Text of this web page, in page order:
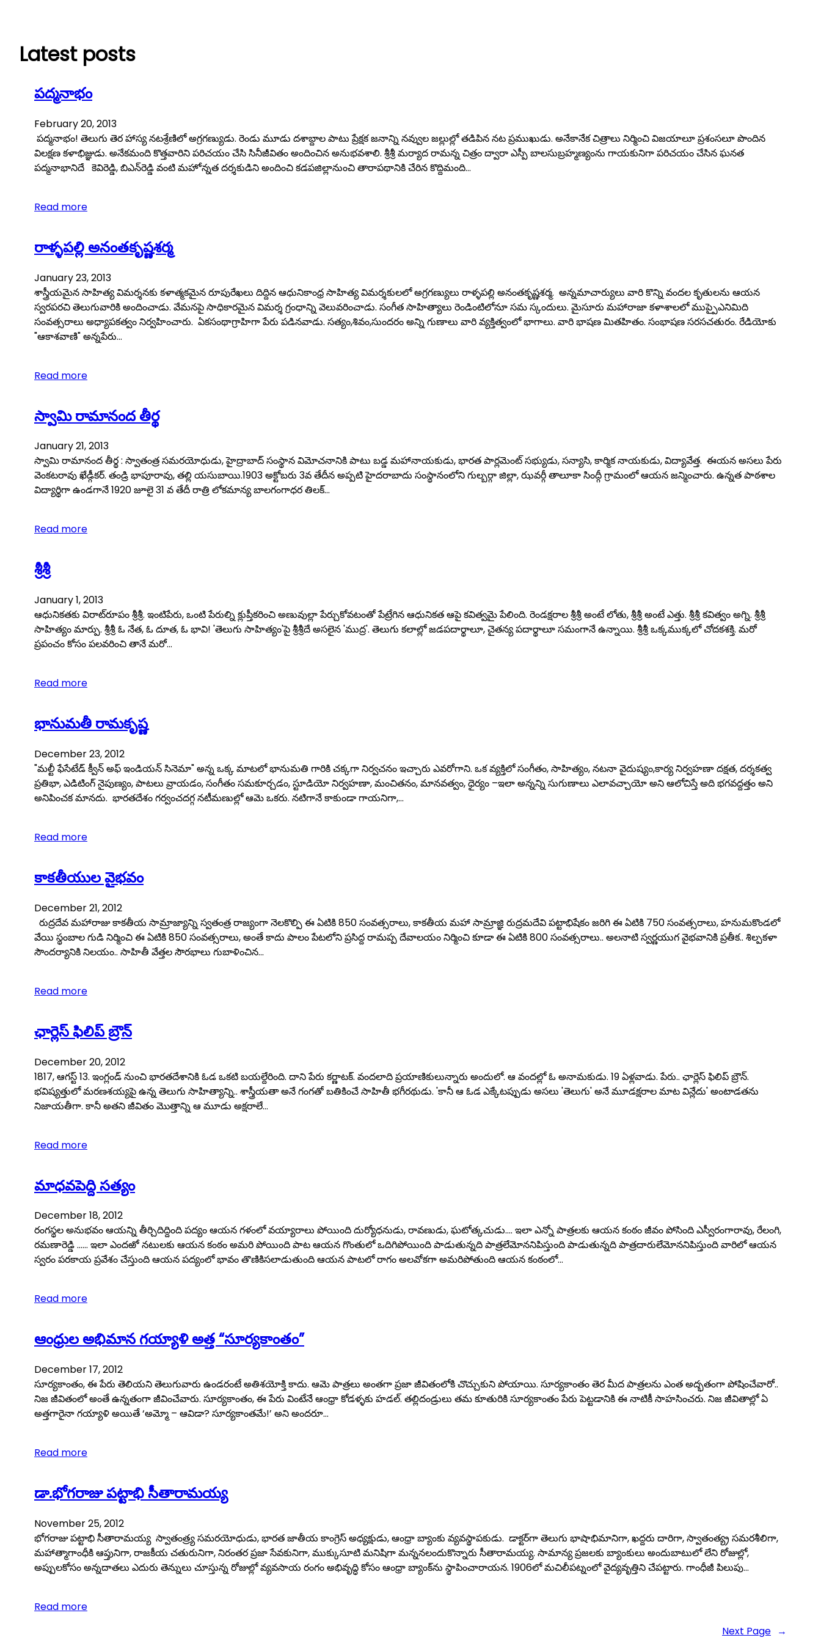
Latest posts
పద్మనాభం
February 20, 2013
పద్మనాభం! తెలుగు తెర హాస్య నటశ్రేణిలో అగ్రగణ్యుడు. రెండు మూడు దశాబ్దాల పాటు ప్రేక్షక జనాన్ని నవ్వుల జల్లుల్లో తడిపిన నట ప్రముఖుడు. అనేకానేక చిత్రాలు నిర్మించి విజయాలూ ప్రశంసలూ పొందిన
విలక్షణ కళాభిజ్ఞుడు. అనేకమంది కొత్తవారిని పరిచయం చేసి సినీజీవితం అందించిన అనుభవశాలి. శ్రీశ్రీ మర్యాద రామన్న చిత్రం ద్వారా ఎస్పీ బాలసుబ్రహ్మణ్యంను గాయకునిగా పరిచయం చేసిన ఘనత
పద్మనాభానిదే కెవిరెడ్డి, బిఎన్‌రెడ్డి వంటి మహోన్నత దర్శకుడిని అందించి కడపజిల్లానుంచి తారాపథానికి చేరిన కొద్దిమంది…
Read more
రాళ్ళపల్లి అనంతకృష్ణశర్మ
January 23, 2013
శాస్త్రీయమైన సాహిత్య విమర్శనకు కళాత్మకమైన రూపురేఖలు దిద్దిన ఆధునికాంధ్ర సాహిత్య విమర్శకులలో అగ్రగణ్యులు రాళ్ళపల్లి అనంతకృష్ణశర్మ. అన్నమాచార్యులు వారి కొన్ని వందల కృతులను ఆయన
స్వరపరచి తెలుగువారికి అందించాడు. వేమనపై సాధికారమైన విమర్శ గ్రంధాన్ని వెలువరించాడు. సంగీత సాహిత్యాలు రెండింటిలోనూ సమ స్కందులు. మైసూరు మహారాజా కళాశాలలో ముప్పైఎనిమిది
సంవత్సరాలు అధ్యాపకత్వం నిర్వహించారు. ఏకసంథాగ్రాహిగా పేరు పడినవాడు. సత్యం,శివం,సుందరం అన్ని గుణాలు వారి వ్యక్తిత్వంలో భాగాలు. వారి భాషణ మితహితం. సంభాషణ సరసచతురం. రేడియోకు
"ఆకాశవాణి" అన్నపేరు…
Read more
స్వామి రామానంద తీర్థ
January 21, 2013
స్వామి రామానంద తీర్థ : స్వాతంత్ర సమరయోధుడు, హైద్రాబాద్ సంస్థాన విమోచనానికి పాటు బడ్డ మహానాయకుడు, భారత పార్లమెంట్ సభ్యుడు, సన్యాసి, కార్మిక నాయకుడు, విద్యావేత్త. ఈయన అసలు పేరు
వెంకటరావు ఖేడ్గీకర్‌. తండ్రి భాపూరావు, తల్లి యసుబాయి.1903 అక్టోబరు 3వ తేదీన అప్పటి హైదరాబాదు సంస్థానంలోని గుల్బర్గా జిల్లా, ఝవర్గీ తాలూకా సింద్గీ గ్రామంలో ఆయన జన్మించారు. ఉన్నత పాఠశాల
విద్యార్థిగా ఉండగానే 1920 జూలై 31 వ తేదీ రాత్రి లోకమాన్య బాలగంగాధర తిలక్‌…
Read more
శ్రీశ్రీ
January 1, 2013
ఆధునికతకు విరాట్‌రూపం శ్రీశ్రీ. ఇంటిపేరు, ఒంటి పేరుల్ని క్లుప్తీకరించి అణువుల్లా పేర్చుకోవటంతో పేట్రేగిన ఆధునికత ఆపై కవిత్వమై పేలింది. రెండక్షరాల శ్రీశ్రీ అంటే లోతు, శ్రీశ్రీ అంటే ఎత్తు. శ్రీశ్రీ కవిత్వం అగ్ని. శ్రీశ్రీ
సాహిత్యం మార్పు. శ్రీశ్రీ ఓ నేత, ఓ దూత, ఓ భావి! 'తెలుగు సాహిత్యం'పై శ్రీశ్రీదే అసలైన 'ముద్ర'. తెలుగు కలాల్లో జడపదార్థాలూ, చైతన్య పదార్థాలూ సమంగానే ఉన్నాయి. శ్రీశ్రీ ఒక్కముక్కలో చోదకశక్తి. మరో
ప్రపంచం కోసం పలవరించి తానే మరో…
Read more
భానుమతీ రామకృష్ణ
December 23, 2012
"మల్టీ ఫేసేటేడ్ క్వీన్ అఫ్ ఇండియన్ సినెమా" అన్న ఒక్క మాటలో భానుమతి గారికి చక్కగా నిర్వచనం ఇచ్చారు ఎవరోగాని. ఒక వ్యక్తిలో సంగీతం, సాహిత్యం, నటనా వైదుష్యం,కార్య నిర్వహణా దక్షత, దర్శకత్వ
ప్రతిభా, ఎడిటింగ్ నైపుణ్యం, పాటలు వ్రాయడం, సంగీతం సమకూర్చడం, స్టూడియో నిర్వహణా, మంచితనం, మానవత్వం, ధైర్యం –ఇలా అన్నన్ని సుగుణాలు ఎలావచ్చాయో అని ఆలోచిస్తే అది భగవద్దత్తం అని
అనిపించక మానదు. భారతదేశం గర్వంచదగ్గ నటీమణుల్లో ఆమె ఒకరు. నటిగానే కాకుండా గాయనిగా,…
Read more
కాకతీయుల వైభవం
December 21, 2012
రుద్రదేవ మహారాజు కాకతీయ సామ్రాజ్యాన్ని స్వతంత్ర రాజ్యంగా నెలకొల్పి ఈ ఏటికి 850 సంవత్సరాలు, కాకతీయ మహా సామ్రాజ్ఞి రుద్రమదేవి పట్టాభిషేకం జరిగి ఈ ఏటికి 750 సంవత్సరాలు, హనుమకొండలో
వేయి స్థంబాల గుడి నిర్మించి ఈ ఏటికి 850 సంవత్సరాలు, అంతే కాదు పాలం పేటలోని ప్రసిద్ద రామప్ప దేవాలయం నిర్మించి కూడా ఈ ఏటికి 800 సంవత్సరాలు.. అలనాటి స్వర్ణయుగ వైభవానికి ప్రతీక.. శిల్పకళా
సౌందర్యానికి నిలయం.. సాహితీ వేత్తల సౌరభాలు గుబాళించిన…
Read more
ఛార్లెస్‌ ఫిలిప్‌ బ్రౌన్‌
December 20, 2012
1817, ఆగస్ట్‌ 13. ఇంగ్లండ్‌ నుంచి భారతదేశానికి ఓడ ఒకటి బయల్దేరింది. దాని పేరు కర్ణాటక్‌. వందలాది ప్రయాణికులున్నారు అందులో. ఆ వందల్లో ఓ అనామకుడు. 19 ఏళ్లవాడు. పేరు.. ఛార్లెస్‌ ఫిలిప్‌ బ్రౌన్‌.
భవిష్యత్తులో మరణశయ్యపై ఉన్న తెలుగు సాహిత్యాన్ని.. శాస్త్రీయతా అనే గంగతో బతికించే సాహితీ భగీరథుడు. 'కానీ ఆ ఓడ ఎక్కేటప్పుడు అసలు 'తెలుగు' అనే మూడక్షరాల మాట విన్లేదు' అంటాడతను
నిజాయతీగా. కానీ అతని జీవితం మొత్తాన్ని ఆ మూడు అక్షరాలే…
Read more
మాధవపెద్ది సత్యం
December 18, 2012
రంగస్థల అనుభవం ఆయన్ని తీర్చిదిద్దింది పద్యం ఆయన గళంలో వయ్యారాలు పోయింది దుర్యోధనుడు, రావణుడు, ఘటోత్కచుడు…. ఇలా ఎన్నో పాత్రలకు ఆయన కంఠం జీవం పోసింది ఎస్వీరంగారావు, రేలంగి,
రమణారెడ్డి …… ఇలా ఎందఱో నటులకు ఆయన కంఠం అమరి పోయింది పాట ఆయన గొంతులో ఒదిగిపోయింది పాడుతున్నది పాత్రలేమోననిపిస్తుంది పాడుతున్నది పాత్రదారులేమోననిపిస్తుంది వారిలో ఆయన
స్వరం పరకాయ ప్రవేశం చేస్తుంది ఆయన పద్యంలో భావం తొణికిసలాడుతుంది ఆయన పాటలో రాగం అలవోకగా అమరిపోతుంది ఆయన కంఠంలో…
Read more
ఆంధ్రుల అభిమాన గయ్యాళి అత్త “సూర్యకాంతం”
December 17, 2012
సూర్యకాంతం, ఈ పేరు తెలియని తెలుగువారు ఉండరంటే అతిశయోక్తి కాదు. ఆమె పాత్రలు అంతగా ప్రజా జీవితంలోకి చొచ్చుకుని పోయాయి. సూర్యకాంతం తెర మీద పాత్రలను ఎంత అద్భతంగా పోషించేవారో..
నిజ జీవితంలో అంతే ఉన్నతంగా జీవించేవారు. సూర్యకాంతం, ఈ పేరు వింటేనే ఆంధ్రా కోడళ్ళకు హడల్. తల్లిదండ్రులు తమ కూతురికి సూర్యకాంతం పేరు పెట్టడానికి ఈ నాటికీ సాహసించరు. నిజ జీవితాల్లో ఏ
అత్తగారైనా గయ్యాళి అయితే ‘అమ్మో – ఆవిడా? సూర్యకాంతమే!’ అని అందరూ…
Read more
డా.భోగరాజు పట్టాభి సీతారామయ్య
November 25, 2012
భోగరాజు పట్టాభి సీతారామయ్య స్వాతంత్ర్య సమరయోధుడు, భారత జాతీయ కాంగ్రెస్ అధ్యక్షుడు, ఆంధ్రా బ్యాంకు వ్యవస్థాపకుడు. డాక్టర్‌గా తెలుగు భాషాభిమానిగా, ఖద్దరు దారిగా, స్వాతంత్య్ర సమరశీలిగా,
మహాత్మాగాంధీకి ఆప్తునిగా, రాజకీయ చతురునిగా, నిరంతర ప్రజా సేవకునిగా, ముక్కుసూటి మనిషిగా మన్ననలందుకొన్నారు సీతారామయ్య. సామాన్య ప్రజలకు బ్యాంకులు అందుబాటులో లేని రోజుల్లో,
అప్పులకోసం అన్నదాతలు ఎదురు తెన్నులు చూస్తున్న రోజుల్లో వ్యవసాయ రంగం అభివృద్ధి కోసం ఆంధ్రా బ్యాంక్‌ను స్థాపించారాయన. 1906లో మచిలీపట్నంలో వైద్యవృత్తిని చేపట్టారు. గాంధీజీ పిలుపు…
Read more
Next Page →